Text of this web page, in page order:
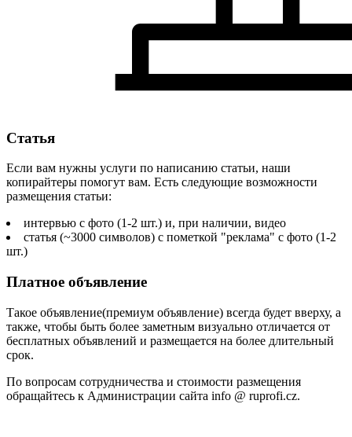
Статья
Если вам нужны услуги по написанию статьи, наши
копирайтеры помогут вам. Есть следующие возможности
размещения статьи:
интервью c фото (1-2 шт.) и, при наличии, видео
статья (~3000 символов) с пометкой "реклама" с фото (1-2
шт.)
Платное объявление
Такое объявление(премиум объявление) всегда будет вверху, а
также, чтобы быть более заметным визуально отличается от
бесплатных объявлений и размещается на более длительный
срок.
По вопросам сотрудничества и стоимости размещения
обращайтесь к Администрации сайта info @ ruprofi.cz.